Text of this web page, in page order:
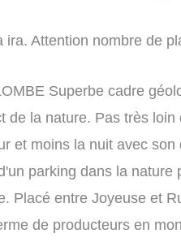
ira. Attention nombre de
Superbe cadre
de la nature. Pas très
et moins la nuit avec
parking dans la nature
Placé entre Joyeuse et
de producteurs en